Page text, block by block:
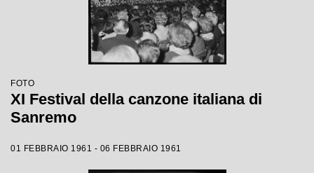
FOTO
XI Festival della canzone italiana di
Sanremo
01 FEBBRAIO 1961 - 06 FEBBRAIO 1961